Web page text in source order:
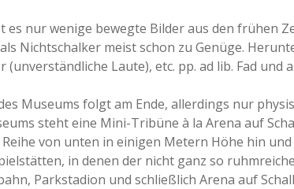
nur wenige bewegte Bilder aus den frühen
Nichtschalker meist schon zu Genüge.
(unverständliche Laute), etc. pp. ad lib. Fad und
Museums folgt am Ende, allerdings nur
steht eine Mini-Tribüne à la Arena auf
von unten in einigen Metern Höhe hin
in denen der nicht ganz so
Parkstadion und schließlich Arena auf